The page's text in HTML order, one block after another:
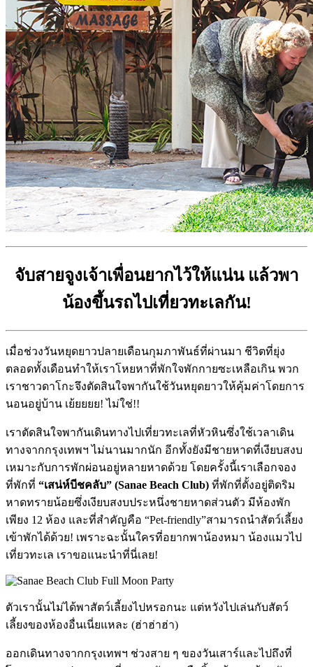
จับสายจูงเจ้าเพื่อนยากไว้ให้แน่น แล้วพา
น้องขึ้นรถไปเที่ยวทะเลกัน!
เมื่อช่วงวันหยุดยาวปลายเดือนกุมภาพันธ์ที่ผ่านมา ชีวิตที่ยุ่ง
ตลอดทั้งเดือนทำให้เราโหยหาที่พักใจพักกายซะเหลือเกิน พวก
เราชาวดาโกะจึงตัดสินใจพากันใช้วันหยุดยาวให้คุ้มค่าโดยการ
นอนอยู่บ้าน เย้ยยยย! ไม่ใช่!!
เราตัดสินใจพากันเดินทางไปเที่ยวทะเลที่หัวหินซึ่งใช้เวลาเดิน
ทางจากกรุงเทพฯ ไม่นานมากนัก อีกทั้งยังมีชายหาดที่เงียบสงบ
เหมาะกับการพักผ่อนอยู่หลายหาดด้วย โดยครั้งนี้เราเลือกจอง
ที่พักที่ “เสน่ห์บีชคลับ” (Sanae Beach Club) ที่พักที่ตั้งอยู่ติดริม
หาดทรายน้อยซึ่งเงียบสงบประหนึ่งชายหาดส่วนตัว มีห้องพัก
เพียง 12 ห้อง และที่สำคัญคือ “Pet-friendly”สามารถนำสัตว์เลี้ยง
เข้าพักได้ด้วย! เพราะฉะนั้นใครที่อยากพาน้องหมา น้องแมวไป
เที่ยวทะเล เราขอแนะนำที่นี่เลย!
ตัวเรานั้นไม่ได้พาสัตว์เลี้ยงไปหรอกนะ แต่หวังไปเล่นกับสัตว์
เลี้ยงของห้องอื่นเนี่ยแหละ (ฮ่าฮ่าฮ่า)
ออกเดินทางจากกรุงเทพฯ ช่วงสาย ๆ ของวันเสาร์และไปถึงที่